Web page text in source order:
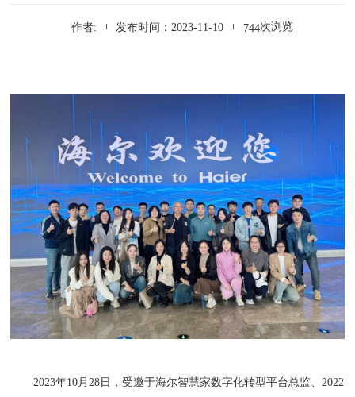
作者: 发布时间：2023-11-10 744次浏览
2023年10月28日，受邀于海尔智慧家数字化转型平台总监、2022